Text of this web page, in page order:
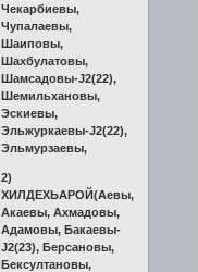
Чекарбиевы,
Чупалаевы,
Шаиповы,
Шахбулатовы,
Шамсадовы-J2(22),
Шемильхановы,
Эскиевы,
Эльжуркаевы-J2(22),
Эльмурзаевы,
2)
ХИЛДЕХЬАРОЙ(Аевы,
Акаевы, Ахмадовы,
Адамовы, Бакаевы-
J2(23), Берсановы,
Бексултановы,